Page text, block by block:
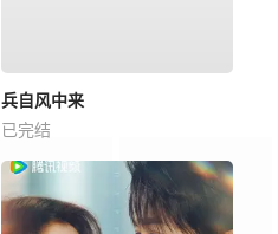
兵自风中来
已完结